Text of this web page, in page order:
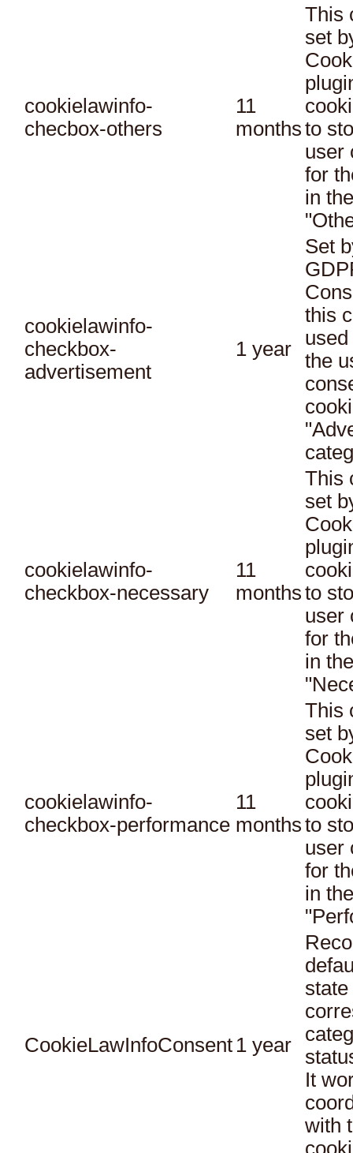
cookielawinfo-
checbox-others
11
months
This
set
to
user
for
in
cookielawinfo-
checkbox-
advertisement
1 year
Set
this
the
cookielawinfo-
checkbox-necessary
11
months
This
set
to
user
for
in
cookielawinfo-
checkbox-performance
11
months
This
set
to
user
for
in
CookieLawInfoConsent 1 year
It
with